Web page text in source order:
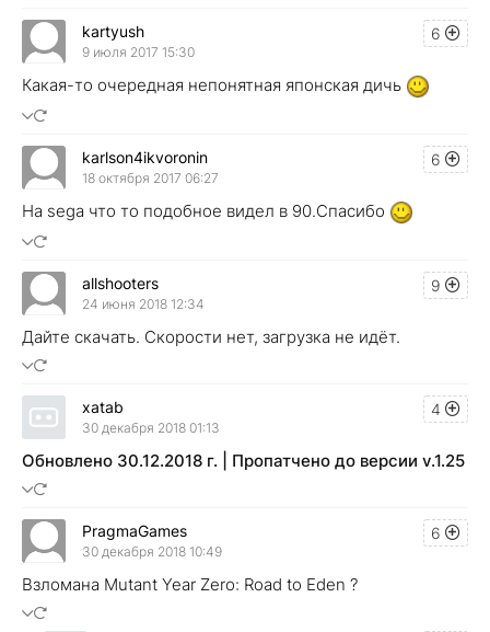
6
kartyush
9 июля 2017 15:30
Какая-то очередная непонятная японская дичь
6
karlson4ikvoronin
18 октября 2017 06:27
На sega что то подобное видел в 90.Спасибо
9
allshooters
24 июня 2018 12:34
Дайте скачать. Скорости нет, загрузка не идёт.
4
xatab
30 декабря 2018 01:13
Обновлено 30.12.2018 г. | Пропатчено до версии v.1.25
6
PragmaGames
30 декабря 2018 10:49
Взломана Mutant Year Zero: Road to Eden ?